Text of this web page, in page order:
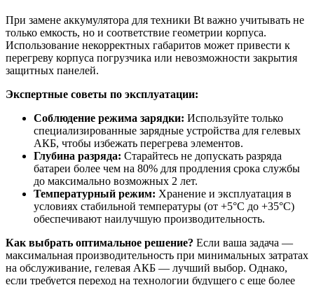
При замене аккумулятора для техники Bt важно учитывать не
только емкость, но и соответствие геометрии корпуса.
Использование некорректных габаритов может привести к
перегреву корпуса погрузчика или невозможности закрытия
защитных панелей.
Экспертные советы по эксплуатации:
Соблюдение режима зарядки: Используйте только
специализированные зарядные устройства для гелевых
АКБ, чтобы избежать перегрева элементов.
Глубина разряда: Старайтесь не допускать разряда
батареи более чем на 80% для продления срока службы
до максимально возможных 2 лет.
Температурный режим: Хранение и эксплуатация в
условиях стабильной температуры (от +5°C до +35°C)
обеспечивают наилучшую производительность.
Как выбрать оптимальное решение? Если ваша задача —
максимальная производительность при минимальных затратах
на обслуживание, гелевая АКБ — лучший выбор. Однако,
если требуется переход на технологии будущего с еще более